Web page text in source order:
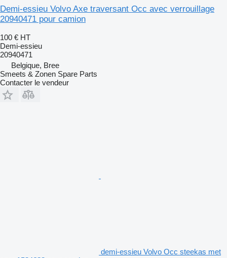
Demi-essieu Volvo Axe traversant Occ avec verrouillage
20940471 pour camion
100 € HT
Demi-essieu
20940471
Belgique, Bree
Smeets & Zonen Spare Parts
Contacter le vendeur
demi-essieu Volvo Occ steekas met